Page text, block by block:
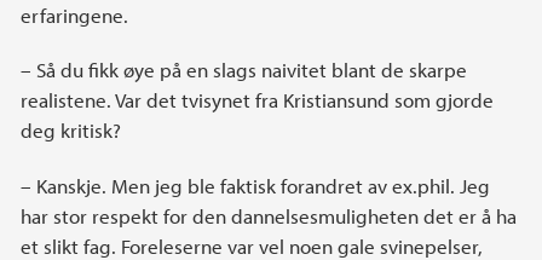
erfaringene.
– Så du fikk øye på en slags naivitet blant de skarpe
realistene. Var det tvisynet fra Kristiansund som gjorde
deg kritisk?
– Kanskje. Men jeg ble faktisk forandret av ex.phil. Jeg
har stor respekt for den dannelsesmuligheten det er å ha
et slikt fag. Foreleserne var vel noen gale svinepelser,